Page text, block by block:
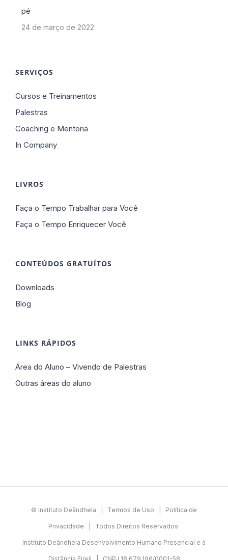
pé
24 de março de 2022
SERVIÇOS
Cursos e Treinamentos
Palestras
Coaching e Mentoria
In Company
LIVROS
Faça o Tempo Trabalhar para Você
Faça o Tempo Enriquecer Você
CONTEÚDOS GRATUÍTOS
Downloads
Blog
LINKS RÁPIDOS
Área do Aluno – Vivendo de Palestras
Outras áreas do aluno
© Instituto Deândhela | Termos de Uso Política de
Privacidade | Todos Direitos Reservados
Instituto Deândhela Desenvolvimento Humano Presencial e à